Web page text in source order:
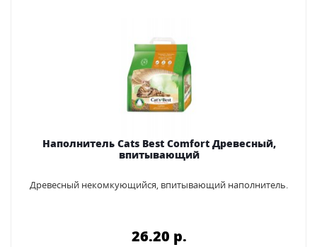
Наполнитель Cats Best Comfort Древесный,
впитывающий
Древесный некомкующийся, впитывающий наполнитель.
26.20 p.